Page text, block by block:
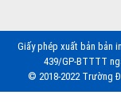
Giấy phép xuất bản bản
439/GP-BTTTT
© 2018-2022 Trường